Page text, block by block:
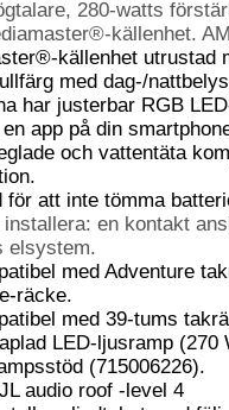
280-watts
källenhet.
källenhet utrustad
med dag-/
har justerbar RGB
app på din
och vattentäta
för att inte tömma
installera: en kontakt
elsystem.
med Adventure
räcke.
med 39-tums
LED-ljusramp (270
(715006226).
audio roof -level 4